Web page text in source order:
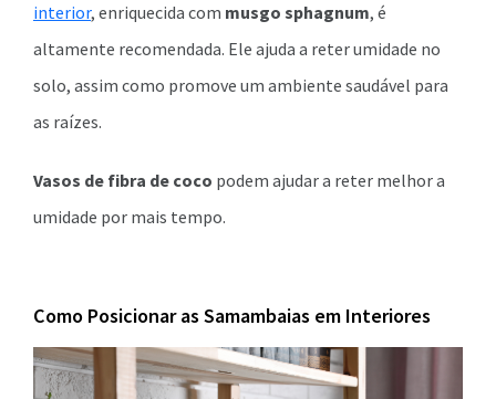
interior, enriquecida com musgo sphagnum, é
altamente recomendada. Ele ajuda a reter umidade no
solo, assim como promove um ambiente saudável para
as raízes.
Vasos de fibra de coco podem ajudar a reter melhor a
umidade por mais tempo.
Como Posicionar as Samambaias em Interiores